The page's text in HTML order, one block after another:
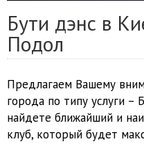
Бути дэнс в
Подол
Предлагаем Вашему
города по типу услуги –
найдете ближайший и
клуб, который будет